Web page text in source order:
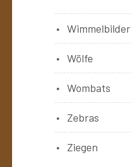
Wimmelbilder
Wölfe
Wombats
Zebras
Ziegen